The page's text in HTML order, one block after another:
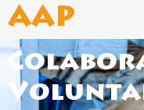
al
contenido
AAP